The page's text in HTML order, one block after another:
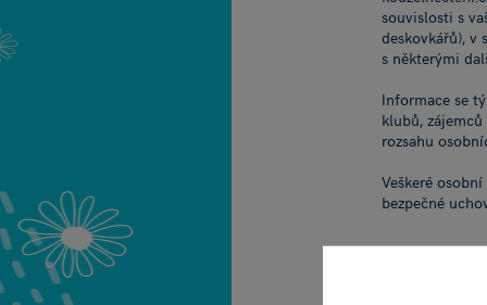
souvislosti s
deskovkářů), v
s některými
Informace se
klubů,
rozsahu
Veškeré
bezpečné